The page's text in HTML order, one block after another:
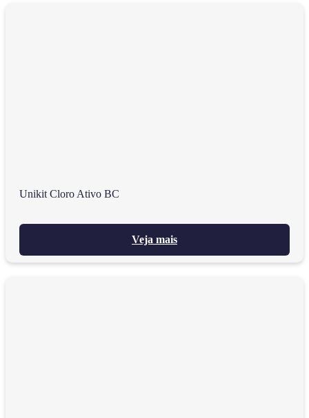
Unikit Cloro Ativo BC
Veja mais